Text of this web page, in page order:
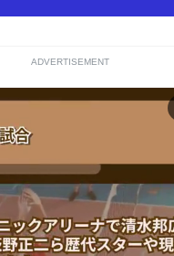
ADVERTISEMENT